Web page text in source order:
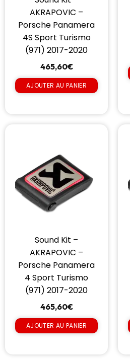
AKRAPOVIC –
Porsche Panamera
4S Sport Turismo
(971) 2017-2020
465,60€
AJOUTER AU PANIER
Sound Kit –
AKRAPOVIC –
Porsche Panamera
4 Sport Turismo
(971) 2017-2020
465,60€
AJOUTER AU PANIER